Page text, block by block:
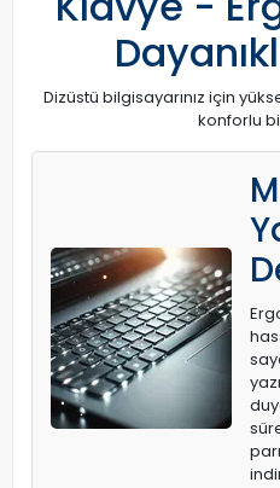
Dizüstü bilgisayarınız için
konforlu